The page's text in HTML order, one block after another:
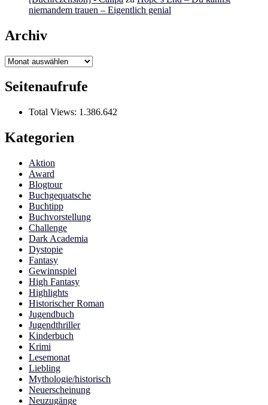
niemandem trauen – Eigentlich genial
Archiv
Archiv
Seitenaufrufe
Total Views: 1.386.642
Kategorien
Aktion
Award
Blogtour
Buchgequatsche
Buchtipp
Buchvorstellung
Challenge
Dark Academia
Dystopie
Fantasy
Gewinnspiel
High Fantasy
Highlights
Historischer Roman
Jugendbuch
Jugendthriller
Kinderbuch
Krimi
Lesemonat
Liebling
Mythologie/historisch
Neuerscheinung
Neuzugänge